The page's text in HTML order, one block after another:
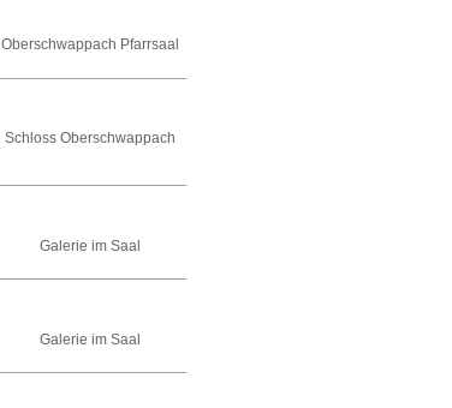
Oberschwappach Pfarrsaal
Schloss Oberschwappach
Galerie im Saal
Galerie im Saal